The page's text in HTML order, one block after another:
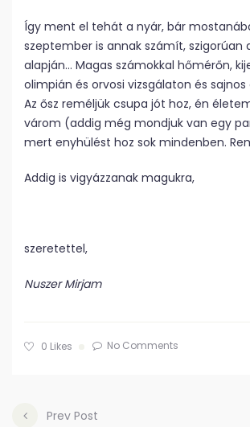
Így ment el tehát a nyár, bár
szeptember is annak számít, szigorúan
alapján… Magas számokkal hőmérőn,
olimpián és orvosi vizsgálaton és
Az ősz reméljük csupa jót hoz, én
várom (addig még mondjuk van egy
mert enyhülést hoz sok mindenben.
Addig is vigyázzanak magukra,
szeretettel,
Nuszer Mirjam
0 Likes No Comments
Prev Post